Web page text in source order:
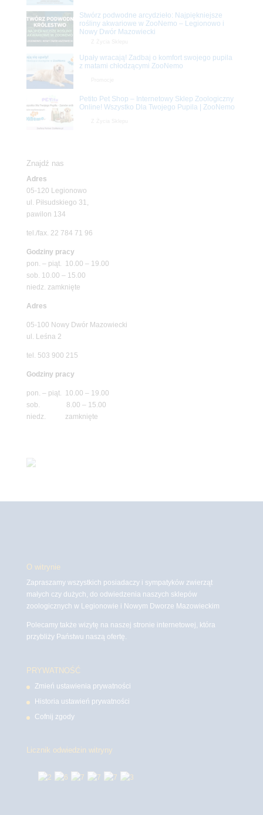
Stwórz podwodne arcydzieło: Najpiękniejsze
rośliny akwariowe w ZooNemo – Legionowo i
Nowy Dwór Mazowiecki
Upały wracają! Zadbaj o komfort swojego pupila
z matami chłodzącymi ZooNemo
Petito Pet Shop – Internetowy Sklep Zoologiczny
Online! Wszystko Dla Twojego Pupila | ZooNemo
Znajdź nas
Adres
05-120 Legionowo
ul. Piłsudskiego 31,
pawilon 134
tel./fax. 22 784 71 96
Godziny pracy
pon. – piąt. 10.00 – 19.00
sob. 10.00 – 15.00
niedz. zamknięte
Adres
05-100 Nowy Dwór Mazowiecki
ul. Leśna 2
tel. 503 900 215
Godziny pracy
pon. – piąt. 10.00 – 19.00
sob. 8.00 – 15.00
niedz. zamknięte
O witrynie
Zapraszamy wszystkich posiadaczy i sympatyków zwierząt
małych czy dużych, do odwiedzenia naszych sklepów
zoologicznych w Legionowie i Nowym Dworze Mazowieckim
Polecamy także wizytę na naszej stronie internetowej, która
przybliży Państwu naszą ofertę.
PRYWATNOŚĆ
Zmień ustawienia prywatności
Historia ustawień prywatności
Cofnij zgody
Licznik odwiedzin witryny